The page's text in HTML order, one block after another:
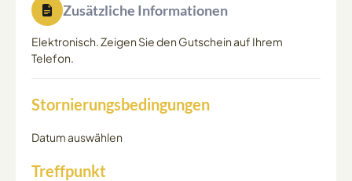
Zusätzliche Informationen
Elektronisch. Zeigen Sie den Gutschein auf Ihrem
Telefon.
Stornierungsbedingungen
Datum auswählen
Treffpunkt